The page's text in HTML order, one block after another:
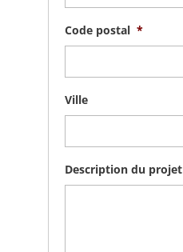
Code postal *
Ville
Description du projet